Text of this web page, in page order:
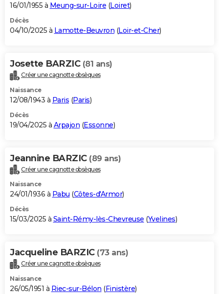
16/01/1955 à Meung-sur-Loire (Loiret)
Décès
04/10/2025 à Lamotte-Beuvron (Loir-et-Cher)
Josette BARZIC (81 ans)
Créer une cagnotte obsèques
Naissance
12/08/1943 à Paris (Paris)
Décès
19/04/2025 à Arpajon (Essonne)
Jeannine BARZIC (89 ans)
Créer une cagnotte obsèques
Naissance
24/01/1936 à Pabu (Côtes-d'Armor)
Décès
15/03/2025 à Saint-Rémy-lès-Chevreuse (Yvelines)
Jacqueline BARZIC (73 ans)
Créer une cagnotte obsèques
Naissance
26/05/1951 à Riec-sur-Bélon (Finistère)